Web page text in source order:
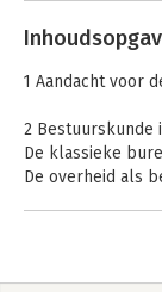
De ideale
ambtenaar
Bekijk alle
Andere
Leeuwen
1 Aandacht voor
2 Bestuurskunde
De klassieke
De overheid als